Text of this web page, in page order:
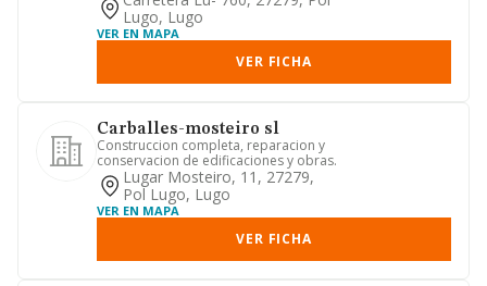
Lugo, Lugo
VER EN MAPA
VER FICHA
Carballes-mosteiro sl
Construccion completa, reparacion y
conservacion de edificaciones y obras.
Lugar Mosteiro, 11, 27279,
Pol Lugo, Lugo
VER EN MAPA
VER FICHA